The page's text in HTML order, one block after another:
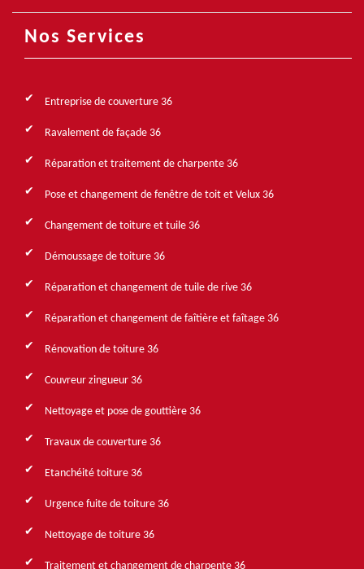
Nos Services
Entreprise de couverture 36
Ravalement de façade 36
Réparation et traitement de charpente 36
Pose et changement de fenêtre de toit et Velux 36
Changement de toiture et tuile 36
Démoussage de toiture 36
Réparation et changement de tuile de rive 36
Réparation et changement de faîtière et faîtage 36
Rénovation de toiture 36
Couvreur zingueur 36
Nettoyage et pose de gouttière 36
Travaux de couverture 36
Etanchéité toiture 36
Urgence fuite de toiture 36
Nettoyage de toiture 36
Traitement et changement de charpente 36